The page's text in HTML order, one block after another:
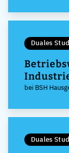
Duales
bei BSH
Duales